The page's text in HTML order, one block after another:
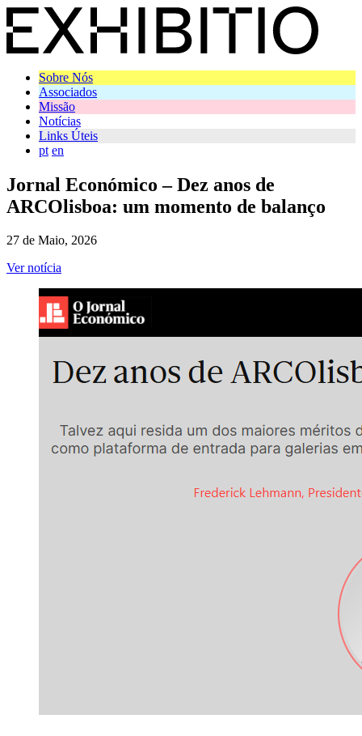
Sobre Nós
Associados
Missão
Notícias
Links Úteis
pt en
Jornal Económico – Dez anos de
ARCOlisboa: um momento de balanço
27 de Maio, 2026
Ver notícia